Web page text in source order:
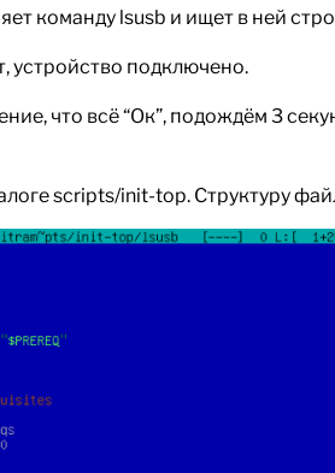
команду lsusb и ищет в ней
устройство подключено.
что всё “Ок”, подождём 3
scripts/init-top. Структуру